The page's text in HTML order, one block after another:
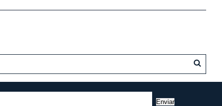
Enviar